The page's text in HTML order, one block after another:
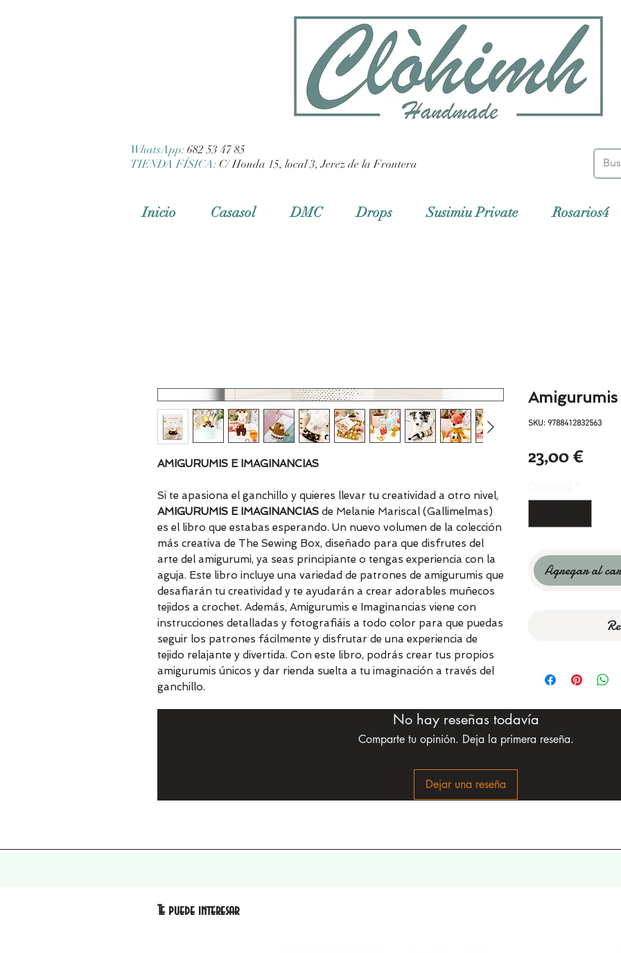
WhatsApp: 682 53 47 85
TIENDA FÍSICA: C/ Honda 15, local 3, Jerez de la Frontera
Inicio Casasol DMC Drops Susimiu Private Rosarios4
AMIGURUMIS E IMAGINANCIAS
Si te apasiona el ganchillo y quieres llevar tu creatividad a otro nivel,
AMIGURUMIS E IMAGINANCIAS de Melanie Mariscal (Gallimelmas)
es el libro que estabas esperando. Un nuevo volumen de la colección
más creativa de The Sewing Box, diseñado para que disfrutes del
arte del amigurumi, ya seas principiante o tengas experiencia con la
aguja. Este libro incluye una variedad de patrones de amigurumis que
desafiarán tu creatividad y te ayudarán a crear adorables muñecos
tejidos a crochet. Además, Amigurumis e Imaginancias viene con
instrucciones detalladas y fotografiáis a todo color para que puedas
seguir los patrones fácilmente y disfrutar de una experiencia de
tejido relajante y divertida. Con este libro, podrás crear tus propios
amigurumis únicos y dar rienda suelta a tu imaginación a través del
ganchillo.
Amigurumis
SKU: 9788412832563
23,00 €
Agregar al
No hay reseñas todavía
Comparte tu opinión. Deja la primera reseña.
Dejar una reseña
Te puede interesar